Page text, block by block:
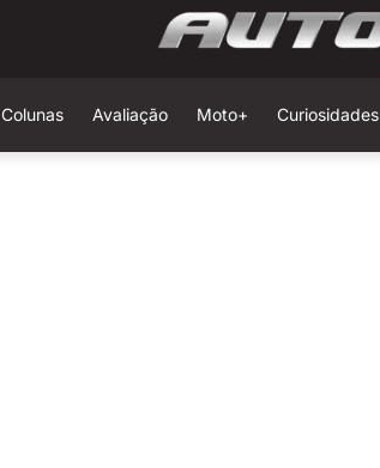
Colunas Avaliação Moto+ Curiosidades